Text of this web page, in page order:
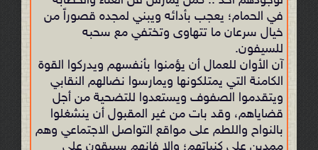
في الحمام؛ يعجب بأدائه ويبني لمجده قصوراً من
خيال سرعان ما تتهاوى وتختفي مع سحبه
للسيفون.
آن الأوان للعمال أن يؤمنوا بأنفسهم ويدركوا القوة
الكامنة التي يمتلكونها ويمارسوا نضالهم النقابي
ويتقدموا الصفوف ويستعدوا للتضحية من أجل
قضاياهم، وقد بات من غير المقبول أن ينشغلوا
بالنواح واللطم على مواقع التواصل الاجتماعي وهم